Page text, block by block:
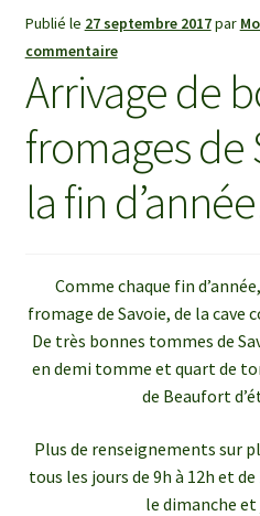
Publié le 27 septembre 2017par
commentaire
Arrivage de
fromages de
la fin
Comme chaque fin
fromage de Savoie, de la cave
De très bonnes tommes de
en demi tomme et quart de
de Beaufort
Plus de renseignements sur
tous les jours de 9h à 12h et
le dimanche